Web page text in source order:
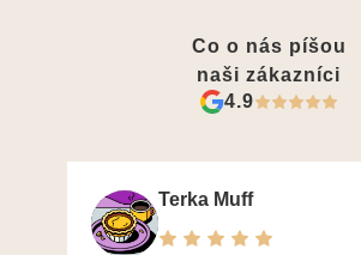
Co o nás píšou
naši zákazníci
4.9
Terka Muff